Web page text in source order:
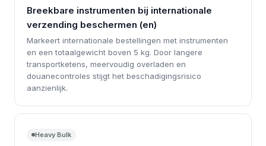
Breekbare instrumenten bij internationale
verzending beschermen (en)
Markeert internationale bestellingen met instrumenten
en een totaalgewicht boven 5 kg. Door langere
transportketens, meervoudig overladen en
douanecontroles stijgt het beschadigingsrisico
aanzienlijk.
Heavy Bulk